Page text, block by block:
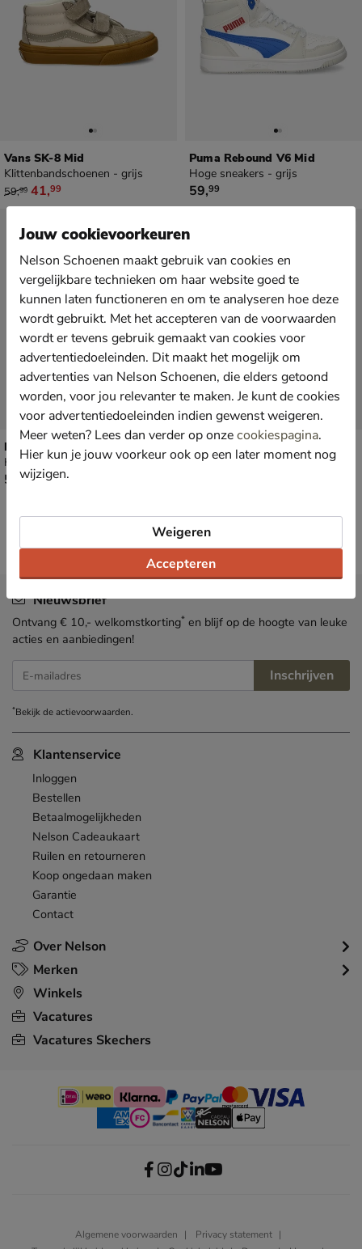
Vans SK-8 Mid
Klittenbandschoenen - grijs
van € 59,99 voor € 41,99
59,99 41,99
Puma Rebound V6 Mid
Hoge sneakers - grijs
€ 59,99
59,99
Puma Rebound V6 Mid
Klittenbandschoenen - grijs
€ 54,99
54 ,99
adidas Rapid Court Mid
Hoge sneakers - grijs
Over Nelson
Klantenservice
Inloggen
Bestellen
Betaalmogelijkheden
Nelson Cadeaukaart
Ruilen en retourneren
Koop ongedaan maken
Garantie
Contact
Merken
Winkels
Vacatures
Vacatures Skechers
Nieuwsbrief
Ontvang € 10,- welkomstkorting* en blijf op de hoogte van leuke
acties en aanbiedingen!
E-mailadres Inschrijven
*Bekijk deactievoorwaarden.
Algemene voorwaarden
Privacy statement
Jouw cookievoorkeuren
Nelson Schoenen maakt gebruik van cookies en
vergelijkbare technieken om haar website goed te
kunnen laten functioneren en om te analyseren hoe deze
wordt gebruikt. Met het accepteren van de voorwaarden
wordt er tevens gebruik gemaakt van cookies voor
advertentiedoeleinden. Dit maakt het mogelijk om
advertenties van Nelson Schoenen, die elders getoond
worden, voor jou relevanter te maken. Je kunt de cookies
voor advertentiedoeleinden indien gewenst weigeren.
Meer weten? Lees dan verder op onzecookiespagina.
Hier kun je jouw voorkeur ook op een later moment nog
wijzigen.
Accepteren
Weigeren